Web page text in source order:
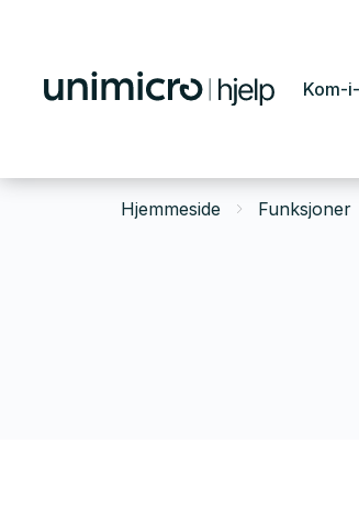
Kom-
Hjemmeside Funksjoner